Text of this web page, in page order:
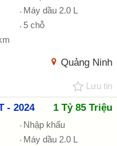
Máy dầu 2.0 L
5 chỗ
Quảng Ninh
Lưu tin
- 2024 1 Tỷ 85 Triệu
Nhập khẩu
Máy dầu 2.0 L